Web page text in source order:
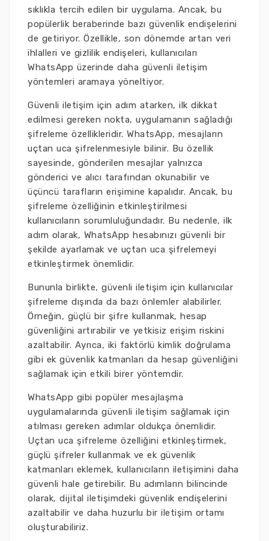
sıklıkla tercih edilen bir uygulama. Ancak, bu
popülerlik beraberinde bazı güvenlik endişelerini
de getiriyor. Özellikle, son dönemde artan veri
ihlalleri ve gizlilik endişeleri, kullanıcıları
WhatsApp üzerinde daha güvenli iletişim
yöntemleri aramaya yöneltiyor.
Güvenli iletişim için adım atarken, ilk dikkat
edilmesi gereken nokta, uygulamanın sağladığı
şifreleme özellikleridir. WhatsApp, mesajların
uçtan uca şifrelenmesiyle bilinir. Bu özellik
sayesinde, gönderilen mesajlar yalnızca
gönderici ve alıcı tarafından okunabilir ve
üçüncü tarafların erişimine kapalıdır. Ancak, bu
şifreleme özelliğinin etkinleştirilmesi
kullanıcıların sorumluluğundadır. Bu nedenle, ilk
adım olarak, WhatsApp hesabınızı güvenli bir
şekilde ayarlamak ve uçtan uca şifrelemeyi
etkinleştirmek önemlidir.
Bununla birlikte, güvenli iletişim için kullanıcılar
şifreleme dışında da bazı önlemler alabilirler.
Örneğin, güçlü bir şifre kullanmak, hesap
güvenliğini artırabilir ve yetkisiz erişim riskini
azaltabilir. Ayrıca, iki faktörlü kimlik doğrulama
gibi ek güvenlik katmanları da hesap güvenliğini
sağlamak için etkili birer yöntemdir.
WhatsApp gibi popüler mesajlaşma
uygulamalarında güvenli iletişim sağlamak için
atılması gereken adımlar oldukça önemlidir.
Uçtan uca şifreleme özelliğini etkinleştirmek,
güçlü şifreler kullanmak ve ek güvenlik
katmanları eklemek, kullanıcıların iletişimini daha
güvenli hale getirebilir. Bu adımların bilincinde
olarak, dijital iletişimdeki güvenlik endişelerini
azaltabilir ve daha huzurlu bir iletişim ortamı
oluşturabiliriz.